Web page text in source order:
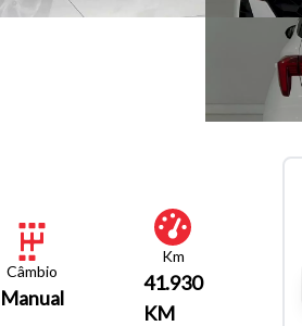
Câmbio
Manual
Km
41.930
KM